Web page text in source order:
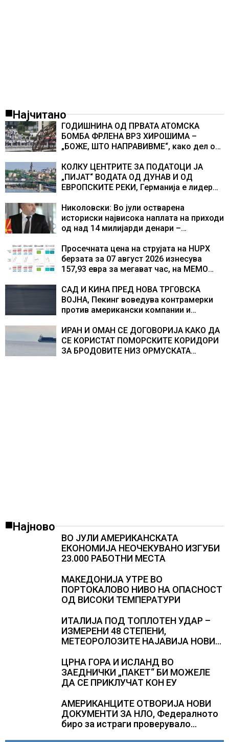
Најчитано
ГОДИШНИНА ОД ПРВАТА АТОМСКА
БОМБА ФРЛЕНА ВРЗ ХИРОШИМА –
„БОЖЕ, ШТО НАПРАВИВМЕ“, како дел од
учесниците во бомбардирањето го
доживуваа овој настан што го промени
текот на историјата
КОЛКУ ЦЕНТРИТЕ ЗА ПОДАТОЦИ ЈА
„ПИЈАТ“ ВОДАТА ОД ДУНАВ И ОД
ЕВРОПСКИТЕ РЕКИ, Германија е лидер
центри за податоци
Николовски: Во јули остварена
историски највисока наплата на приходи
од над 14 милијарди денари –
резултати
Просечната цена на струјата на HUPX
берзата за 07 август 2026 изнесува
157,93 евра за мегават час, на МЕМО
САД И КИНА ПРЕД НОВА ТРГОВСКА
ВОЈНА, Пекинг воведува контрамерки
против американски компании и
ИРАН И ОМАН СЕ ДОГОВОРИЈА КАКО ДА
СЕ КОРИСТАТ ПОМОРСКИТЕ КОРИДОРИ
ЗА БРОДОВИТЕ НИЗ ОРМУСКАТА
Најново
ВО ЈУЛИ АМЕРИКАНСКАТА
ЕКОНОМИЈА НЕОЧЕКУВАНО ИЗГУБИ
23.000 РАБОТНИ МЕСТА
МАКЕДОНИЈА УТРЕ ВО
ПОРТОКАЛОВО НИВО НА ОПАСНОСТ
ОД ВИСОКИ ТЕМПЕРАТУРИ
ИТАЛИЈА ПОД ТОПЛОТЕН УДАР –
ИЗМЕРЕНИ 48 СТЕПЕНИ,
МЕТЕОРОЛОЗИТЕ НАЈАВИЈА НОВИ
АВГУСТ
ЦРНА ГОРА И ИСЛАНД ВО
ЗАЕДНИЧКИ „ПАКЕТ“ БИ МОЖЕЛЕ
ДА СЕ ПРИКЛУЧАТ КОН ЕУ
АМЕРИКАНЦИТЕ ОТВОРИЈА НОВИ
ДОКУМЕНТИ ЗА НЛО, Федералното
биро за истраги проверувало